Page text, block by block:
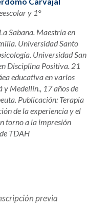
y 1°
Sabana. Maestría en
Universidad Santo
Universidad San
Disciplina Positiva. 21
educativa en varios
y Medellín., 17 años de
Publicación: Terapia
de la experiencia y el
torno a la impresión
TDAH
previa